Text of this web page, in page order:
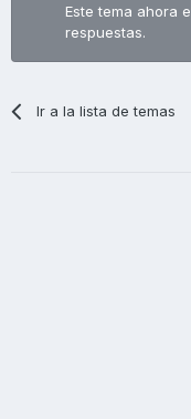
Este tema ahora
respuestas.
Ir a la lista de temas